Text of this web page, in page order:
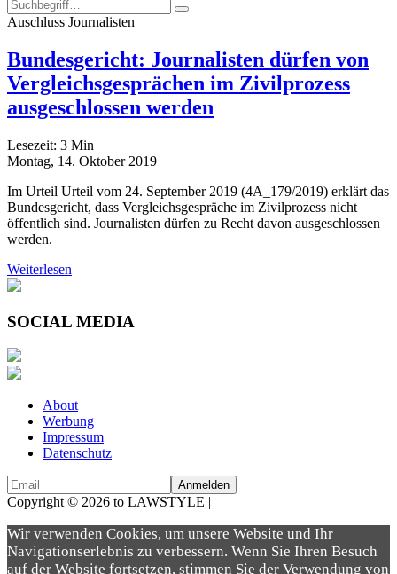
Auschluss Journalisten
Bundesgericht: Journalisten dürfen von
Vergleichsgesprächen im Zivilprozess
ausgeschlossen werden
Lesezeit: 3 Min
Montag, 14. Oktober 2019
Im Urteil Urteil vom 24. September 2019 (4A_179/2019) erklärt das
Bundesgericht, dass Vergleichsgespräche im Zivilprozess nicht
öffentlich sind. Journalisten dürfen zu Recht davon ausgeschlossen
werden.
Weiterlesen
SOCIAL MEDIA
About
Werbung
Impressum
Datenschutz
Copyright © 2026 to LAWSTYLE |
Wir verwenden Cookies, um unsere Website und Ihr
Navigationserlebnis zu verbessern. Wenn Sie Ihren Besuch
auf der Website fortsetzen, stimmen Sie der Verwendung von